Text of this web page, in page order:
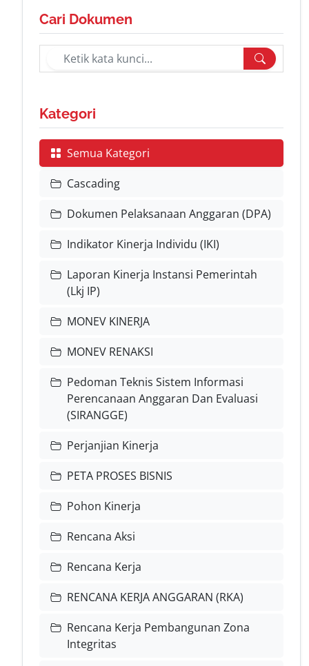
Cari Dokumen
Kategori
Semua Kategori
Cascading
Dokumen Pelaksanaan Anggaran (DPA)
Indikator Kinerja Individu (IKI)
Laporan Kinerja Instansi Pemerintah
(Lkj IP)
MONEV KINERJA
MONEV RENAKSI
Pedoman Teknis Sistem Informasi
Perencanaan Anggaran Dan Evaluasi
(SIRANGGE)
Perjanjian Kinerja
PETA PROSES BISNIS
Pohon Kinerja
Rencana Aksi
Rencana Kerja
RENCANA KERJA ANGGARAN (RKA)
Rencana Kerja Pembangunan Zona
Integritas